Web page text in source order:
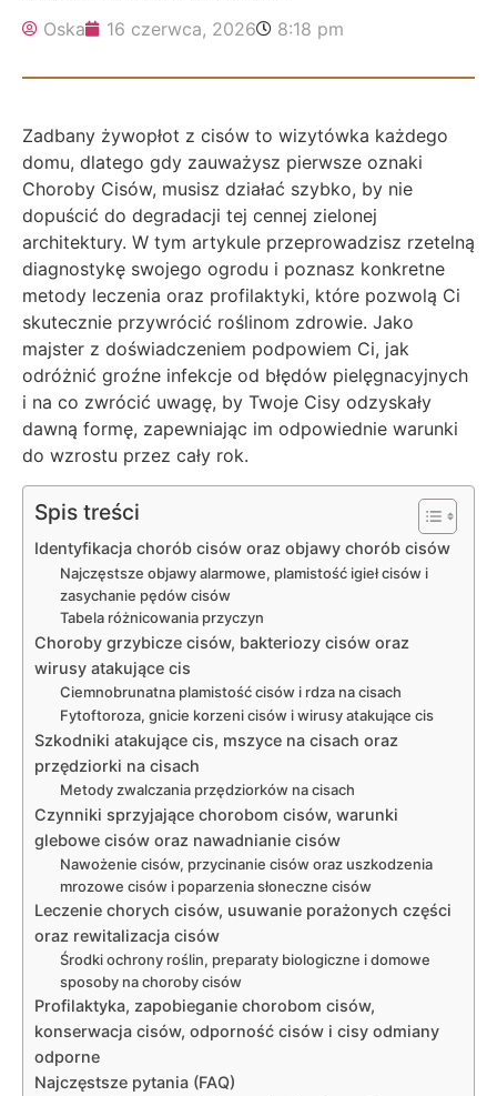
Oska 16 czerwca, 2026 8:18 pm
Zadbany żywopłot z cisów to wizytówka każdego
domu, dlatego gdy zauważysz pierwsze oznaki
Choroby Cisów, musisz działać szybko, by nie
dopuścić do degradacji tej cennej zielonej
architektury. W tym artykule przeprowadzisz rzetelną
diagnostykę swojego ogrodu i poznasz konkretne
metody leczenia oraz profilaktyki, które pozwolą Ci
skutecznie przywrócić roślinom zdrowie. Jako
majster z doświadczeniem podpowiem Ci, jak
odróżnić groźne infekcje od błędów pielęgnacyjnych
i na co zwrócić uwagę, by Twoje Cisy odzyskały
dawną formę, zapewniając im odpowiednie warunki
do wzrostu przez cały rok.
Spis treści
Identyfikacja chorób cisów oraz objawy chorób cisów
Najczęstsze objawy alarmowe, plamistość igieł cisów i
zasychanie pędów cisów
Tabela różnicowania przyczyn
Choroby grzybicze cisów, bakteriozy cisów oraz
wirusy atakujące cis
Ciemnobrunatna plamistość cisów i rdza na cisach
Fytoftoroza, gnicie korzeni cisów i wirusy atakujące cis
Szkodniki atakujące cis, mszyce na cisach oraz
przędziorki na cisach
Metody zwalczania przędziorków na cisach
Czynniki sprzyjające chorobom cisów, warunki
glebowe cisów oraz nawadnianie cisów
Nawożenie cisów, przycinanie cisów oraz uszkodzenia
mrozowe cisów i poparzenia słoneczne cisów
Leczenie chorych cisów, usuwanie porażonych części
oraz rewitalizacja cisów
Środki ochrony roślin, preparaty biologiczne i domowe
sposoby na choroby cisów
Profilaktyka, zapobieganie chorobom cisów,
konserwacja cisów, odporność cisów i cisy odmiany
odporne
Najczęstsze pytania (FAQ)